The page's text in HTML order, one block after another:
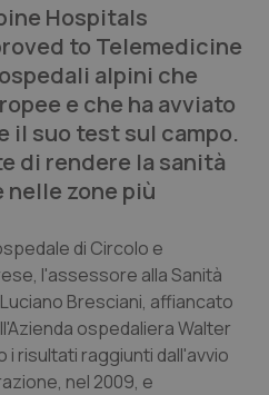
Hospitals
to Telemedicine
alpini che
e che ha avviato
il suo test sul campo.
di rendere la sanità
zone più
di Circolo e
l'assessore alla Sanità
Bresciani, affiancato
ospedaliera Walter
i risultati raggiunti dall'avvio
nel 2009, e